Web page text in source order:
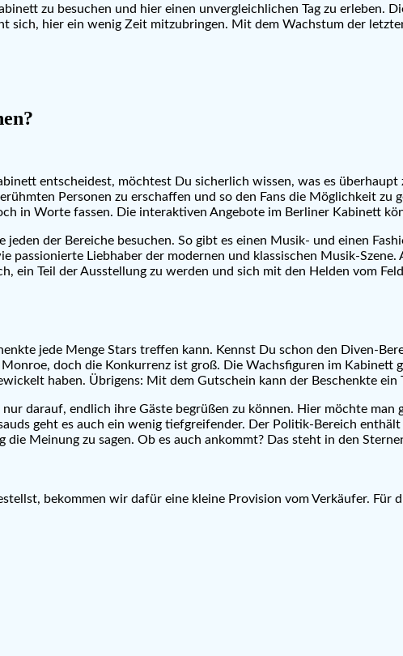
zu besuchen und hier einen unvergleichlichen Tag zu erleben.
hier ein wenig Zeit mitzubringen. Mit dem Wachstum der
entscheidest, möchtest Du sicherlich wissen, was es
Personen zu erschaffen und so den Fans die Möglichkeit zu
in Worte fassen. Die interaktiven Angebote im Berliner Kabinett
der Bereiche besuchen. So gibt es einen Musik- und einen
passionierte Liebhaber der modernen und klassischen Musik-
ein Teil der Ausstellung zu werden und sich mit den Helden vom
jede Menge Stars treffen kann. Kennst Du schon den Diven-
doch die Konkurrenz ist groß. Die Wachsfiguren im Kabinett
haben. Übrigens: Mit dem Gutschein kann der Beschenkte
darauf, endlich ihre Gäste begrüßen zu können. Hier möchte
geht es auch ein wenig tiefgreifender. Der Politik-Bereich
Meinung zu sagen. Ob es auch ankommt? Das steht in den
bekommen wir dafür eine kleine Provision vom Verkäufer. Für